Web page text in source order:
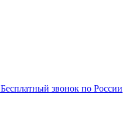
Бесплатный звонок по России